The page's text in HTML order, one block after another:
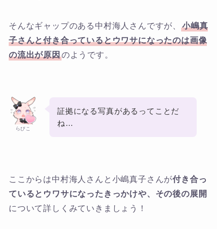
そんなギャップのある中村海人さんですが、小嶋真
子さんと付き合っているとウワサになったのは画像
の流出が原因のようです。
らびこ
証拠になる写真があるってことだ
ね…
ここからは中村海人さんと小嶋真子さんが付き合っ
ているとウワサになったきっかけや、その後の展開
について詳しくみていきましょう！